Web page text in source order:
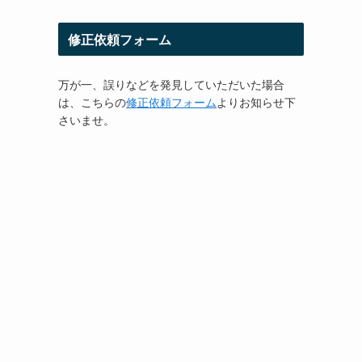
修正依頼フォーム
万が一、誤りなどを発見していただいた場合
は、こちらの修正依頼フォームよりお知らせ下
さいませ。